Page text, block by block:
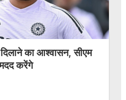
का आश्वासन, सीएम
करेंगे